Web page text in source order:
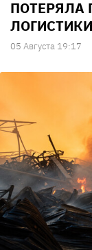
ПОТЕРЯЛА
ЛОГИСТИКИ
05 Августа 19:17